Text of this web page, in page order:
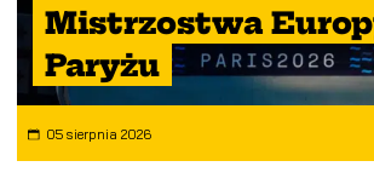
Mistrzostwa
Paryżu
05 sierpnia 2026